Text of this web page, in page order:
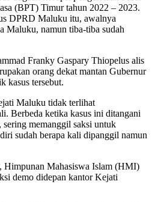
(BPT) Timur tahun 2022 – 2023.
DPRD Maluku itu, awalnya
Maluku, namun tiba-tiba sudah
Franky Gaspary Thiopelus alis
orang dekat mantan Gubernur
kasus tersebut.
Maluku tidak terlihat
Berbeda ketika kasus ini ditangani
memanggil saksi untuk
sudah berapa kali dipanggil namun
Himpunan Mahasiswa Islam (HMI)
demo didepan kantor Kejati